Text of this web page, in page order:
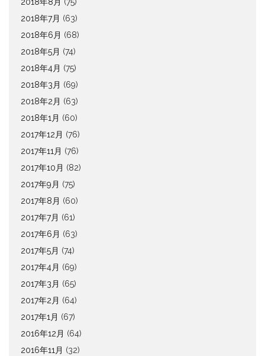
2018年8月 (75)
2018年7月 (63)
2018年6月 (68)
2018年5月 (74)
2018年4月 (75)
2018年3月 (69)
2018年2月 (63)
2018年1月 (60)
2017年12月 (76)
2017年11月 (76)
2017年10月 (82)
2017年9月 (75)
2017年8月 (60)
2017年7月 (61)
2017年6月 (63)
2017年5月 (74)
2017年4月 (69)
2017年3月 (65)
2017年2月 (64)
2017年1月 (67)
2016年12月 (64)
2016年11月 (32)